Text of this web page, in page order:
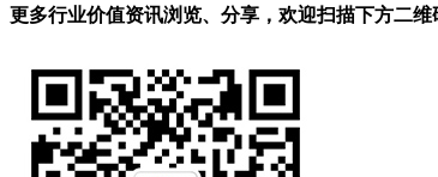
更多行业价值资讯浏览、分享，欢迎扫描下方二